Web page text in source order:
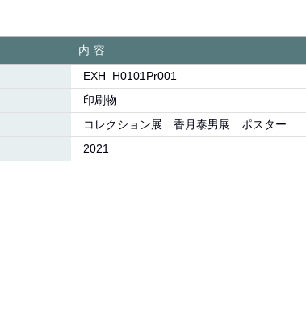
内容
EXH_H0101Pr001
印刷物
コレクション展 香月泰男展 ポスター
2021